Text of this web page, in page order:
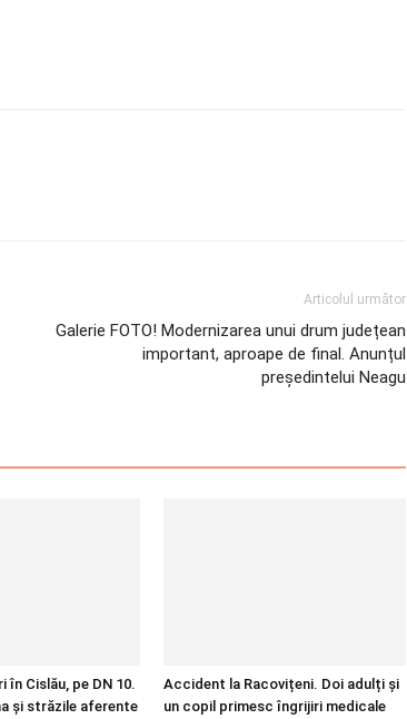
Articolul următor
Galerie FOTO! Modernizarea unui drum județean
important, aproape de final. Anunțul
președintelui Neagu
în Cislău, pe DN 10.
și străzile aferente
Accident la Racovițeni. Doi adulți și
un copil primesc îngrijiri medicale